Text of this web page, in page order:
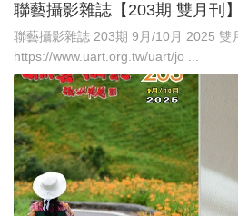
聯藝攝影雜誌【203期 雙月刊
聯藝攝影雜誌 203期 9月/10月 2025 雙
https://www.uart.org.tw/uart/jo ...